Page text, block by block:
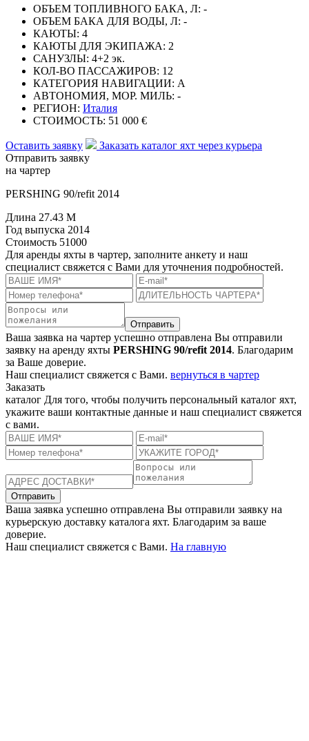
ОБЪЕМ ТОПЛИВНОГО БАКА, Л: -
ОБЪЕМ БАКА ДЛЯ ВОДЫ, Л: -
КАЮТЫ: 4
КАЮТЫ ДЛЯ ЭКИПАЖА: 2
САНУЗЛЫ: 4+2 эк.
КОЛ-ВО ПАССАЖИРОВ: 12
КАТЕГОРИЯ НАВИГАЦИИ: А
АВТОНОМИЯ, МОР. МИЛЬ: -
РЕГИОН: Италия
СТОИМОСТЬ: 51 000 €
Оставить заявку
Заказать каталог яхт через курьера
Отправить заявку
на чартер
PERSHING 90/refit 2014
Длина 27.43 M
Год выпуска 2014
Стоимость 51000
Для аренды яхты в чартер, заполните анкету и наш
специалист свяжется с Вами для уточнения подробностей.
Отправить
Ваша заявка на чартер успешно отправлена Вы отправили
заявку на аренду яхты PERSHING 90/refit 2014. Благодарим
за Ваше доверие.
Наш специалист свяжется с Вами. вернуться в чартер
Заказать
каталог Для того, чтобы получить персональный каталог яхт,
укажите ваши контактные данные и наш специалист свяжется
с вами.
Отправить
Ваша заявка успешно отправлена Вы отправили заявку на
курьерскую доставку каталога яхт. Благодарим за ваше
доверие.
Наш специалист свяжется с Вами. На главную